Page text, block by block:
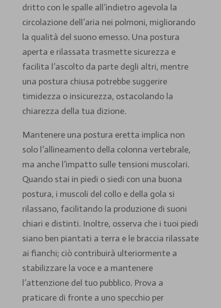
dritto con le spalle all’indietro agevola la
circolazione dell’aria nei polmoni, migliorando
la qualità del suono emesso. Una postura
aperta e rilassata trasmette sicurezza e
facilita l’ascolto da parte degli altri, mentre
una postura chiusa potrebbe suggerire
timidezza o insicurezza, ostacolando la
chiarezza della tua dizione.
Mantenere una postura eretta implica non
solo l’allineamento della colonna vertebrale,
ma anche l’impatto sulle tensioni muscolari.
Quando stai in piedi o siedi con una buona
postura, i muscoli del collo e della gola si
rilassano, facilitando la produzione di suoni
chiari e distinti. Inoltre, osserva che i tuoi piedi
siano ben piantati a terra e le braccia rilassate
ai fianchi; ciò contribuirà ulteriormente a
stabilizzare la voce e a mantenere
l’attenzione del tuo pubblico. Prova a
praticare di fronte a uno specchio per